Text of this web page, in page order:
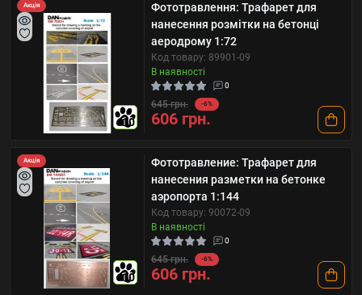
Акція
10
Фототравлення: Трафарет для
нанесення розмітки на бетонці
аеродрому 1:72
Код товару: 89901-09
В наявності
0
645 грн. -6%
606 грн.
Акція
10
Фототравление: Трафарет для
нанесения разметки на бетонке
аэропорта 1:144
Код товару: 90072-09
В наявності
0
645 грн. -6%
606 грн.